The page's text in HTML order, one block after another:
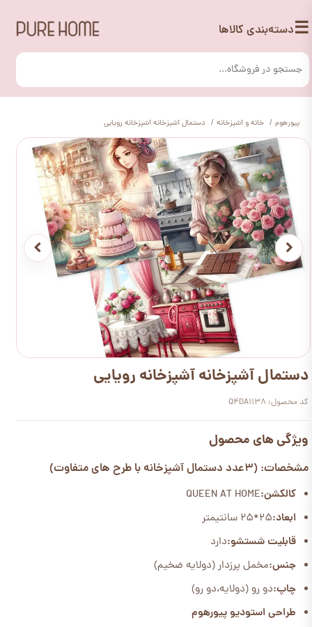
☰دسته‌بندی کالاها
پیورهوم خانه و آشپزخانه دستمال آشپزخانه آشپزخانه رویایی
دستمال آشپزخانه آشپزخانه رویایی
کد محصول: Q4DA1138
ویژگی های محصول
مشخصات: (3عدد دستمال آشپزخانه با طرح های متفاوت)
کالکشن:QUEEN AT HOME
ابعاد:25*25 سانتیمتر
قابلیت شستشو:دارد
جنس:مخمل پرزدار (دولایه ضخیم)
چاپ:دو رو (دولایه،دو رو)
طراحی استودیو پیورهوم